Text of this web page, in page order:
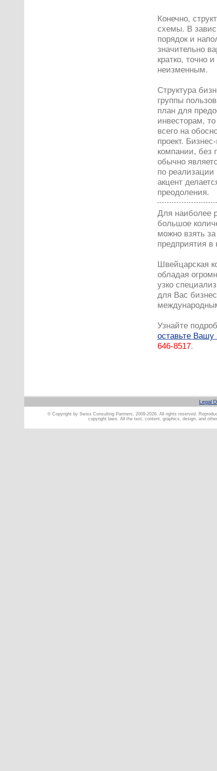
Конечно,
схемы. В
порядок и
значительно
кратко, точно
неизменным.
Структура
группы
план для
инвесторам,
всего на
проект.
компании, без
обычно
по
акцент
преодоления.
Для наиболее
большое
можно взять
предприятия в
Швейцарская
обладая
узко
для Вас
Узнайте
оставьте Вашу
646-8517.
Legal
© Copyright by Swiss Consulting Partners, 2009-2026. All rights reserved.
copyright laws. All the text, content, graphics, design, and